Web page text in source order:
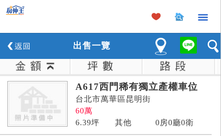
×
出售一覽
A617西門稀有獨立產權車位
台北市萬華區昆明街
60萬
6.39坪 其他 0房0廳0衛